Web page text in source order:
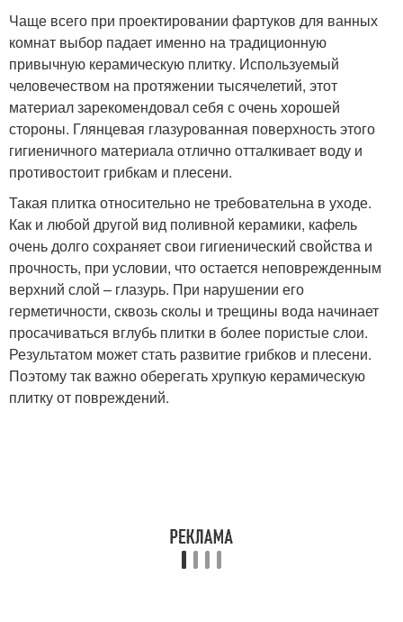
Чаще всего при проектировании фартуков для ванных
комнат выбор падает именно на традиционную
привычную керамическую плитку. Используемый
человечеством на протяжении тысячелетий, этот
материал зарекомендовал себя с очень хорошей
стороны. Глянцевая глазурованная поверхность этого
гигиеничного материала отлично отталкивает воду и
противостоит грибкам и плесени.
Такая плитка относительно не требовательна в уходе.
Как и любой другой вид поливной керамики, кафель
очень долго сохраняет свои гигиенический свойства и
прочность, при условии, что остается неповрежденным
верхний слой – глазурь. При нарушении его
герметичности, сквозь сколы и трещины вода начинает
просачиваться вглубь плитки в более пористые слои.
Результатом может стать развитие грибков и плесени.
Поэтому так важно оберегать хрупкую керамическую
плитку от повреждений.